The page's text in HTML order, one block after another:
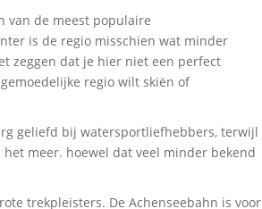
van de meest populaire
is de regio misschien wat minder
zeggen dat je hier niet een perfect
regio wilt skiën of
geliefd bij watersportliefhebbers, terwijl
meer. hoewel dat veel minder bekend
trekpleisters. De Achenseebahn is voor